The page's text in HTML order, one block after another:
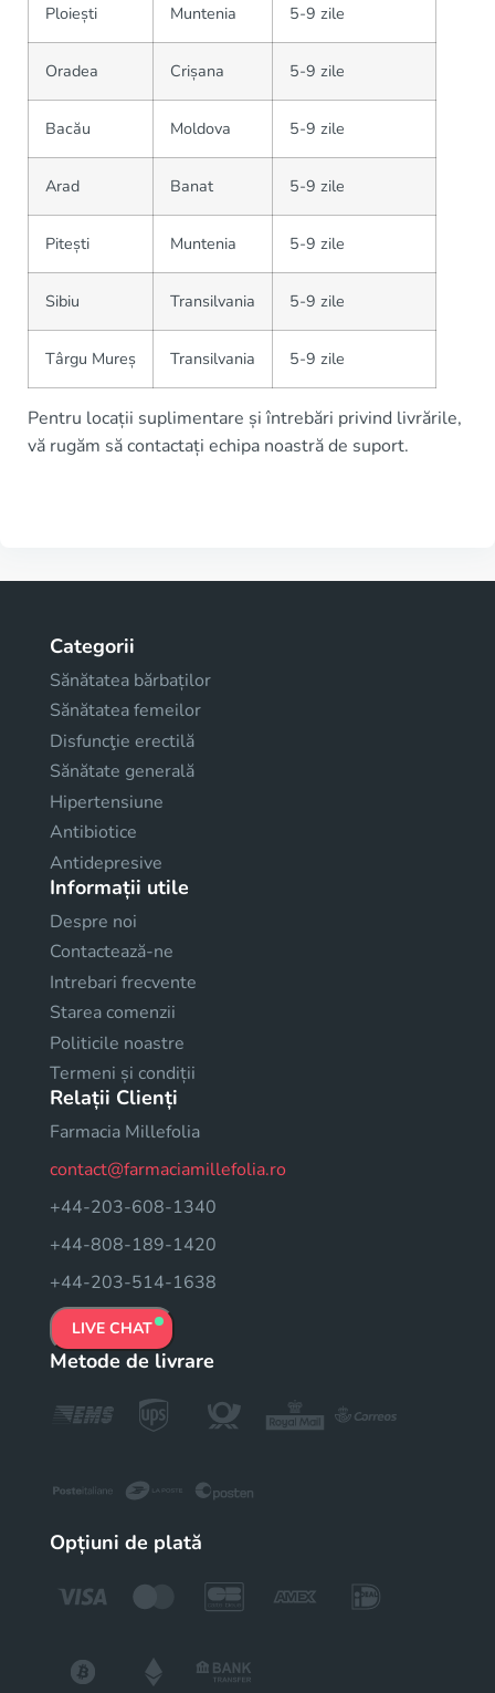
Ploiești Muntenia 5-9 zile
Oradea Crișana 5-9 zile
Bacău Moldova 5-9 zile
Arad Banat 5-9 zile
Pitești Muntenia 5-9 zile
Sibiu Transilvania 5-9 zile
Târgu Mureș Transilvania 5-9 zile
Pentru locații suplimentare și întrebări privind livrările,
vă rugăm să contactați echipa noastră de suport.
Categorii
Sănătatea bărbaților
Sănătatea femeilor
Disfuncţie erectilă
Sănătate generală
Hipertensiune
Antibiotice
Antidepresive
Informații utile
Despre noi
Contactează-ne
Intrebari frecvente
Starea comenzii
Politicile noastre
Termeni și condiții
Relații Clienți
Farmacia Millefolia
contact@farmaciamillefolia.ro
+44-203-608-1340
+44-808-189-1420
+44-203-514-1638
LIVE CHAT
Metode de livrare
Opțiuni de plată